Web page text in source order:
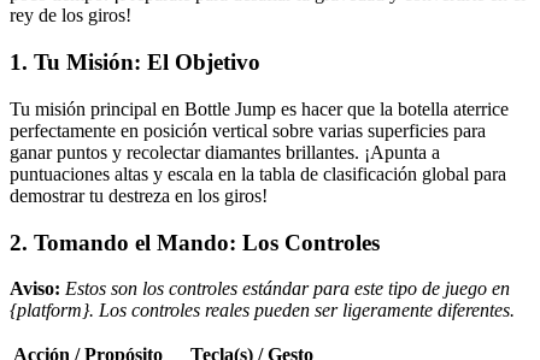
rey de los giros!
1. Tu Misión: El Objetivo
Tu misión principal en Bottle Jump es hacer que la botella aterrice
perfectamente en posición vertical sobre varias superficies para
ganar puntos y recolectar diamantes brillantes. ¡Apunta a
puntuaciones altas y escala en la tabla de clasificación global para
demostrar tu destreza en los giros!
2. Tomando el Mando: Los Controles
Aviso: Estos son los controles estándar para este tipo de juego en
{platform}. Los controles reales pueden ser ligeramente diferentes.
Acción / Propósito Tecla(s) / Gesto